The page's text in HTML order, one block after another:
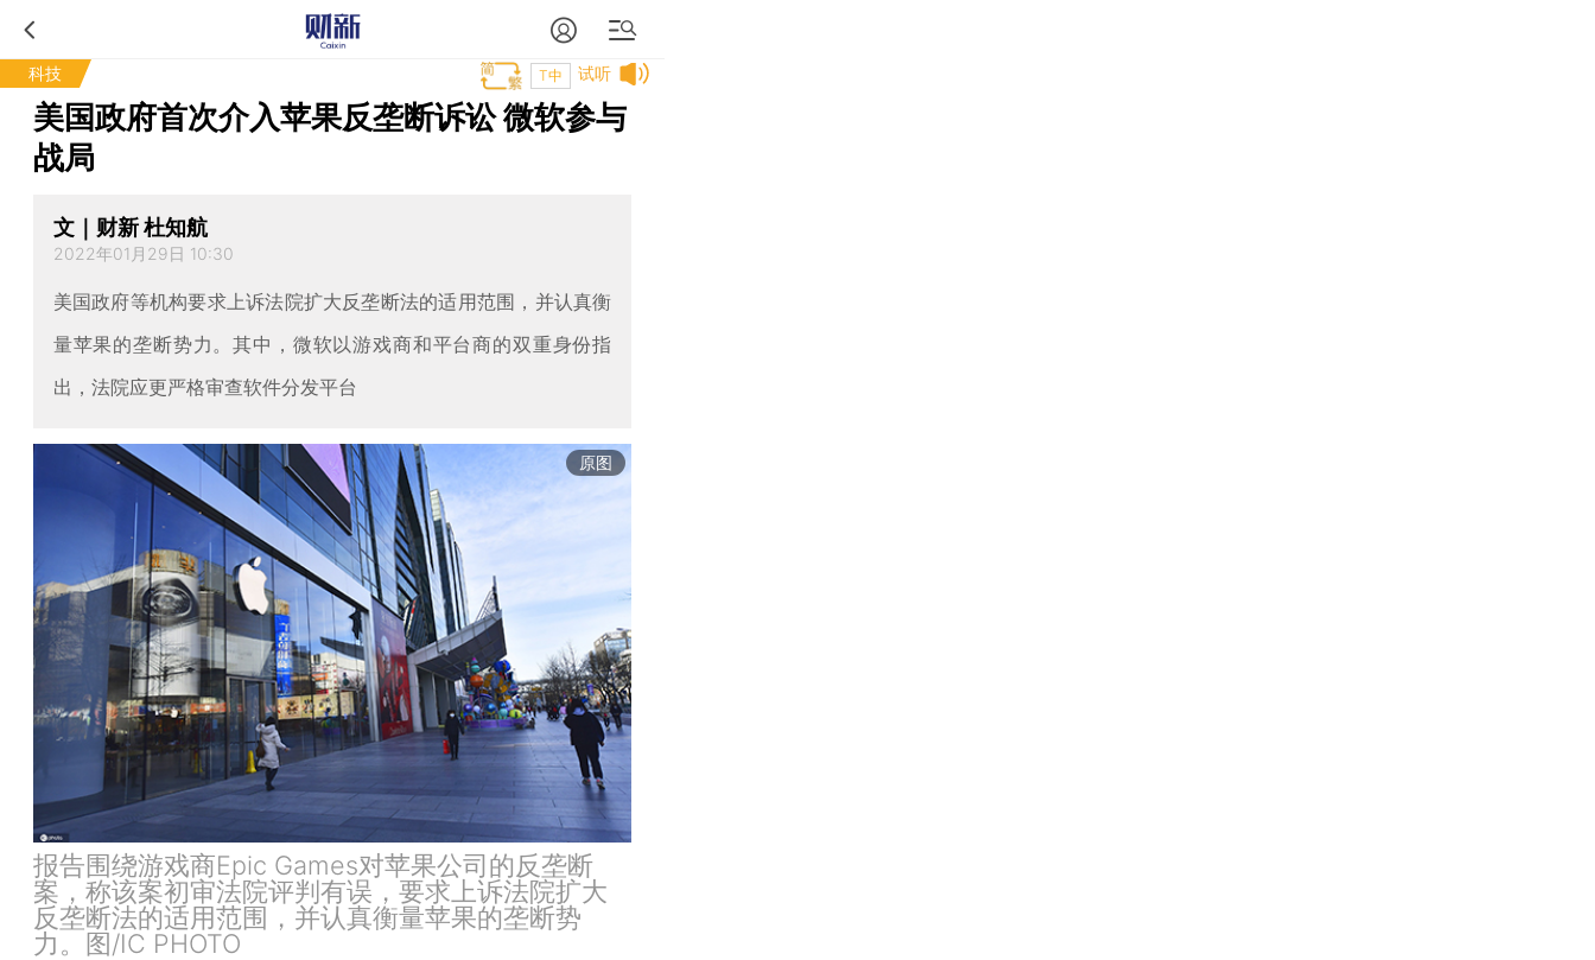
科技 试听
T中
美国政府首次介入苹果反垄断诉讼 微软参与
战局
文｜财新 杜知航
2022年01月29日 10:30
美国政府等机构要求上诉法院扩大反垄断法的适用范围，并认真衡
量苹果的垄断势力。其中，微软以游戏商和平台商的双重身份指
出，法院应更严格审查软件分发平台
原图
报告围绕游戏商Epic Games对苹果公司的反垄断
案，称该案初审法院评判有误，要求上诉法院扩大
反垄断法的适用范围，并认真衡量苹果的垄断势
力。图/IC PHOTO